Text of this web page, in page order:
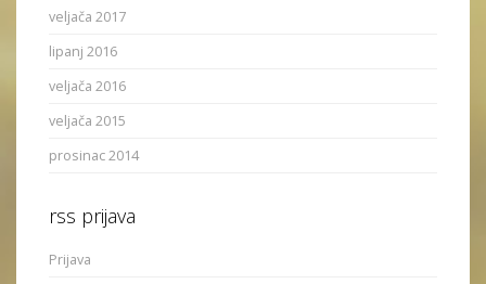
veljača 2017
lipanj 2016
veljača 2016
veljača 2015
prosinac 2014
rss prijava
Prijava